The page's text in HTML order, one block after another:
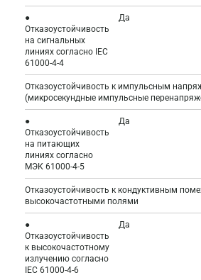
●
Отказоустойчивость
на сигнальных
линиях согласно IEC
61000-4-4
Да
Отказоустойчивость к импульсным
(микросекундные импульсные
●
Отказоустойчивость
на питающих
линиях согласно
МЭК 61000-4-5
Да
Отказоустойчивость к кондуктивным
высокочастотными полями
●
Отказоустойчивость
к высокочастотному
излучению согласно
IEC 61000-4-6
Да